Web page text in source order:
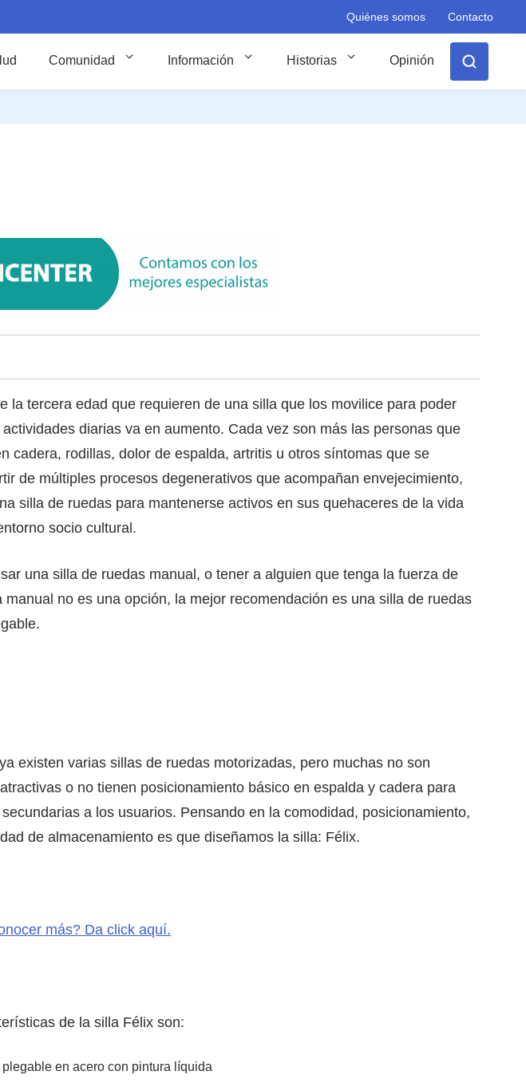
Quiénes somos Contacto
Comunidad Información Historias Opinión
la tercera edad que requieren de una silla que los movilice para poder
diarias va en aumento. Cada vez son más las personas que
cadera, rodillas, dolor de espalda, artritis u otros síntomas que se
de múltiples procesos degenerativos que acompañan envejecimiento,
silla de ruedas para mantenerse activos en sus quehaceres de la vida
socio cultural.
una silla de ruedas manual, o tener a alguien que tenga la fuerza de
manual no es una opción, la mejor recomendación es una silla de ruedas
existen varias sillas de ruedas motorizadas, pero muchas no son
o no tienen posicionamiento básico en espalda y cadera para
a los usuarios. Pensando en la comodidad, posicionamiento,
de almacenamiento es que diseñamos la silla: Félix.
más? Da click aquí.
de la silla Félix son:
plegable en acero con pintura líquida